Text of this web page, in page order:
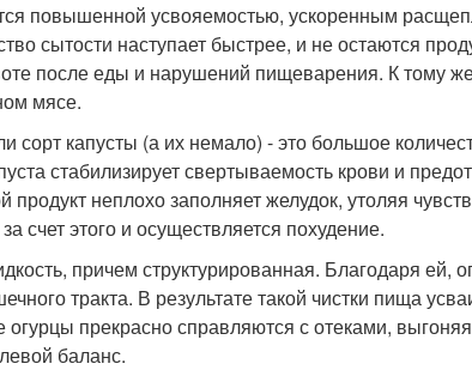
повышенной усвояемостью, ускоренным
сытости наступает быстрее, и не остаются
после еды и нарушений пищеварения. К тому
мясе.
сорт капусты (а их немало) - это большое
стабилизирует свертываемость крови и
неплохо заполняет желудок, утоляя
счет этого и осуществляется похудение.
причем структурированная. Благодаря
тракта. В результате такой чистки пища
огурцы прекрасно справляются с отеками,
баланс.